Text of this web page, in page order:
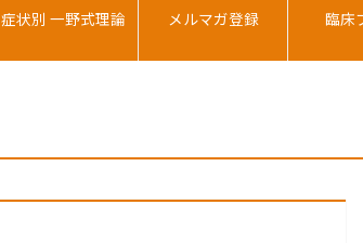
症状別 一野式理論 メルマガ登録 臨床